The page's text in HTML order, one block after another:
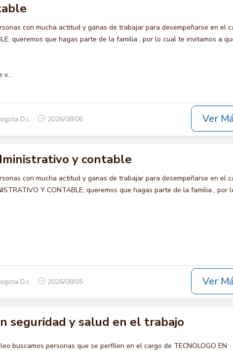
con mucha actitud y ganas de trabajar para desempeñarse en el
queremos que hagas parte de la familia , por lo cual te invitamos a
v...
D.c. 2026/08/06 Ver
y contable
con mucha actitud y ganas de trabajar para desempeñarse en el
Y CONTABLE, queremos que hagas parte de la familia , por
D.c. 2026/08/05 Ver
seguridad y salud en el trabajo
buscamos personas que se perfilen en el cargo de TECNOLOGO EN